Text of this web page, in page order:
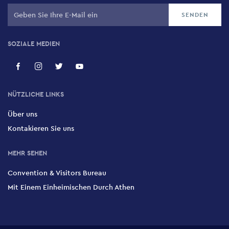
Naiadon 51-53, Paleo Faliro, 175 61
SOZIALE MEDIEN
NÜTZLICHE LINKS
Über uns
Kontakieren Sie uns
MEHR SEHEN
Convention & Visitors Bureau
Mit Einem Einheimischen Durch Athen